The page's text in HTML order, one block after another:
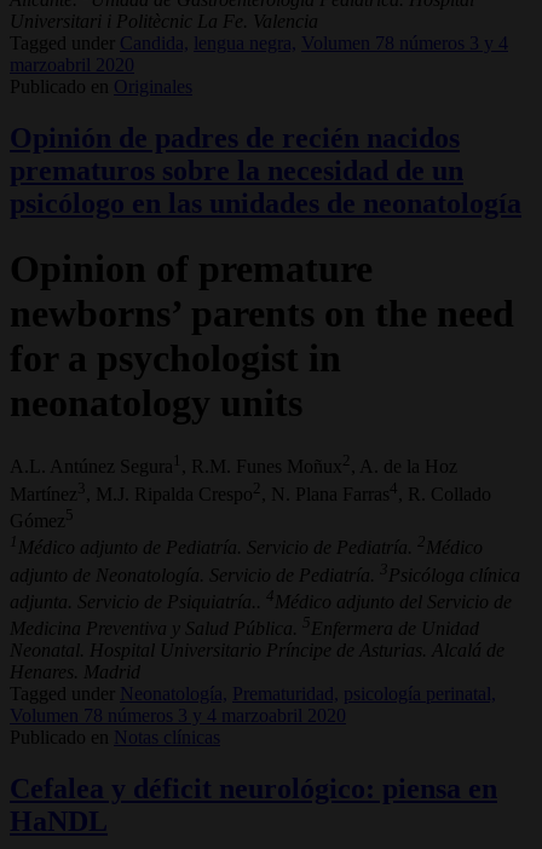
Universitari i Politècnic La Fe. Valencia
Tagged under
Candida, lengua negra,
Volumen 78 números 3 y 4
marzoabril 2020
Publicado en
Originales
Opinión de padres de recién nacidos
prematuros sobre la necesidad de un
psicólogo en las unidades de neonatología
Opinion of premature
newborns’ parents on the need
for a psychologist in
neonatology units
A.L. Antúnez Segura 1 , R.M. Funes Moñux2 , A. de la Hoz
Martínez 3 , M.J. Ripalda Crespo , N. Plana Farras4
, R. Collado
Gómez5
1 Médico adjunto de Pediatría. Servicio de Pediatría. 2 Médico
adjunto de Neonatología. Servicio de Pediatría.
3 Psicóloga clínica
adjunta. Servicio de Psiquiatría..
4 Médico adjunto del Servicio de
Medicina Preventiva y Salud Pública. 5 Enfermera de Unidad
Neonatal. Hospital Universitario Príncipe de Asturias. Alcalá de
Henares. Madrid
Tagged under
Neonatología, Prematuridad, psicología perinatal,
Volumen 78 números 3 y 4 marzoabril 2020
Publicado en
Notas clínicas
Cefalea y déficit neurológico: piensa en
HaNDL